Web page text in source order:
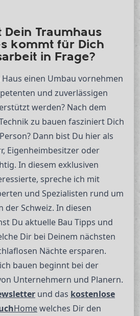
Traumhaus
kommt für Dich
in Frage?
einen Umbau vornehmen
und zuverlässigen
werden? Nach dem
zu bauen fasziniert Dich
Dann bist Du hier als
Eigenheimbesitzer oder
In diesem exklusiven
spreche ich mit
und Spezialisten rund um
der Schweiz. In diesen
Du aktuelle Bau Tipps und
Dir bei Deinem nächsten
Nächte ersparen.
bauen beginnt bei der
Unternehmern und Planern.
und das kostenlose
Homewelches Dir den